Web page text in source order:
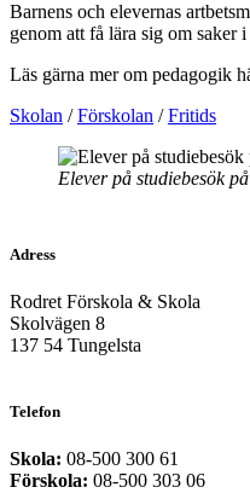
Barnens och elevernas
genom att få lära sig om saker
Läs gärna mer om pedagogik
Skolan /Förskolan /Fritids
Elever på studiebesök
Adress
Rodret Förskola & Skola
Skolvägen 8
137 54 Tungelsta
Telefon
Skola: 08-500 300 61
Förskola: 08-500 303 06